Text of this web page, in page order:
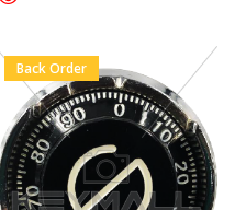
Back Order